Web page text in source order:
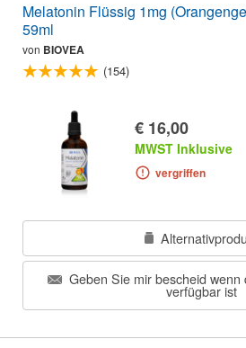
Melatonin Flüssig 1mg
59ml
von BIOVEA
(154)
€ 16,00
MWST Inklusive
vergriffen
Geben Sie mir bescheid
verfügbar ist